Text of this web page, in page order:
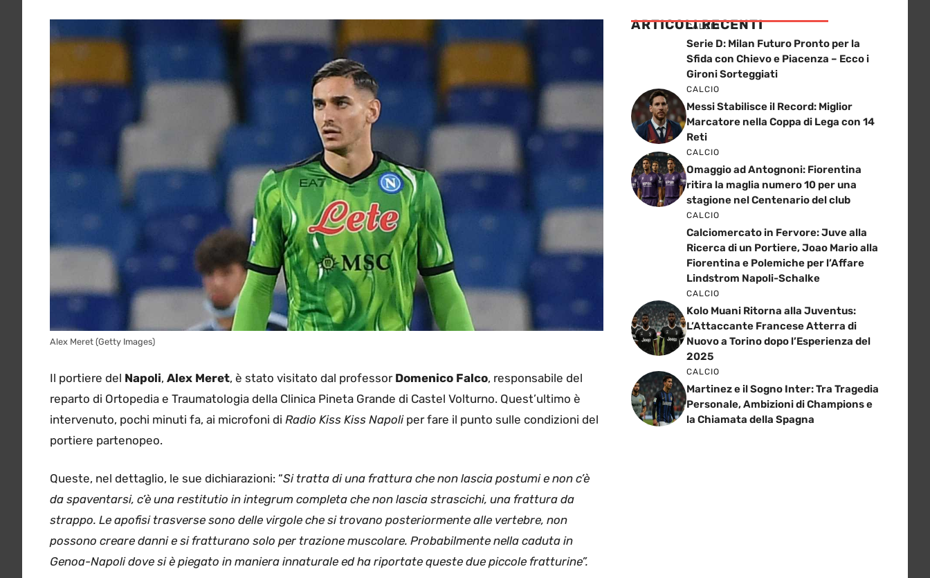
Alex Meret (Getty Images)
Il portiere del Napoli, Alex Meret, è stato visitato dal professor Domenico Falco, responsabile del
reparto di Ortopedia e Traumatologia della Clinica Pineta Grande di Castel Volturno. Quest’ultimo è
intervenuto, pochi minuti fa, ai microfoni di Radio Kiss Kiss Napoliper fare il punto sulle condizioni del
portiere partenopeo.
Queste, nel dettaglio, le sue dichiarazioni: “Si tratta di una frattura che non lascia postumi e non c’è
da spaventarsi, c’è una restitutio in integrum completa che non lascia strascichi, una frattura da
strappo. Le apofisi trasverse sono delle virgole che si trovano posteriormente alle vertebre, non
possono creare danni e si fratturano solo per trazione muscolare. Probabilmente nella caduta in
Genoa-Napoli dove si è piegato in maniera innaturale ed ha riportate queste due piccole fratturine”.
ARTICOLI RECENTI
CALCIO
Serie D: Milan Futuro Pronto per la
Sfida con Chievo e Piacenza – Ecco i
Gironi Sorteggiati
CALCIO
Messi Stabilisce il Record: Miglior
Marcatore nella Coppa di Lega con 14
Reti
CALCIO
Omaggio ad Antognoni: Fiorentina
ritira la maglia numero 10 per una
stagione nel Centenario del club
CALCIO
Calciomercato in Fervore: Juve alla
Ricerca di un Portiere, Joao Mario alla
Fiorentina e Polemiche per l’Affare
Lindstrom Napoli-Schalke
CALCIO
Kolo Muani Ritorna alla Juventus:
L’Attaccante Francese Atterra di
Nuovo a Torino dopo l’Esperienza del
2025
CALCIO
Martinez e il Sogno Inter: Tra Tragedia
Personale, Ambizioni di Champions e
la Chiamata della Spagna